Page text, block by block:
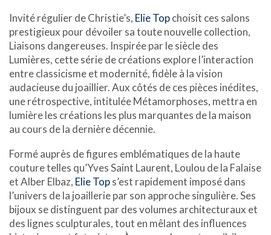
Invité régulier de Christie’s, Elie Topchoisit ces salons
prestigieux pour dévoiler sa toute nouvelle collection,
Liaisons dangereuses. Inspirée par le siècle des
Lumières, cette série de créations explore l’interaction
entre classicisme et modernité, fidèle à la vision
audacieuse du joaillier. Aux côtés de ces pièces inédites,
une rétrospective, intitulée Métamorphoses, mettra en
lumière les créations les plus marquantes de la maison
au cours de la dernière décennie.
Formé auprès de figures emblématiques de la haute
couture telles qu’Yves Saint Laurent, Loulou de la Falaise
et Alber Elbaz, Elie Tops’est rapidement imposé dans
l’univers de la joaillerie par son approche singulière. Ses
bijoux se distinguent par des volumes architecturaux et
des lignes sculpturales, tout en mêlant des influences